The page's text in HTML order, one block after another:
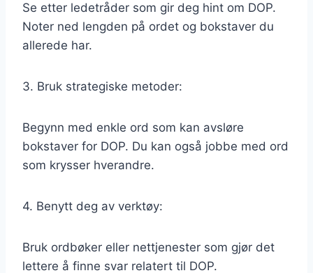
Se etter ledetråder som gir deg hint om DOP.
Noter ned lengden på ordet og bokstaver du
allerede har.
3. Bruk strategiske metoder:
Begynn med enkle ord som kan avsløre
bokstaver for DOP. Du kan også jobbe med ord
som krysser hverandre.
4. Benytt deg av verktøy:
Bruk ordbøker eller nettjenester som gjør det
lettere å finne svar relatert til DOP.